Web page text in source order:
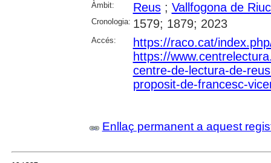
Àmbit: Reus; Vallfogona de
Cronologia: 1579; 1879; 2023
Accés:
https://raco.cat/
https://
centre-de-lectura-de-
proposit-de-francesc-
Enllaç permanent a aquest